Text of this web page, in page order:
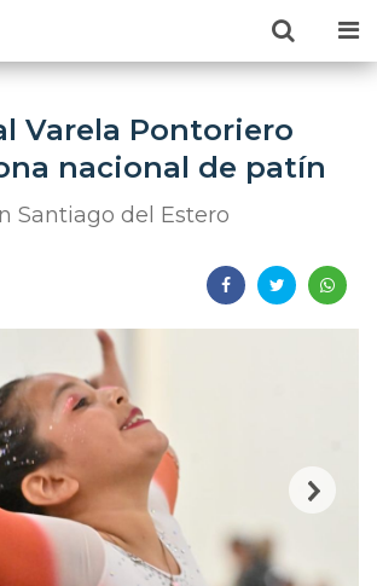
Varela Pontoriero
nacional de patín
Santiago del Estero